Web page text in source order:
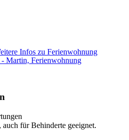
Infos zu Ferienwohnung
- Martin, Ferienwohnung
für Behinderte geeignet.